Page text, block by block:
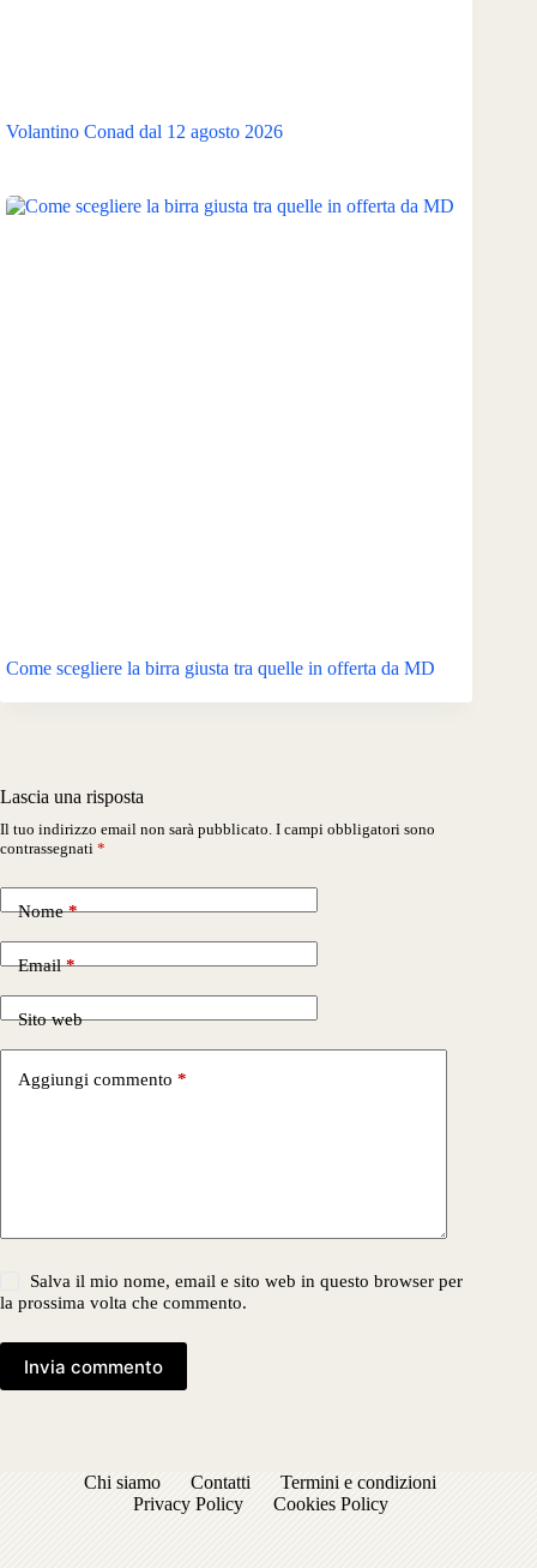
Volantino Conad dal 12 agosto 2026
Come scegliere la birra giusta tra quelle in offerta da MD
Lascia una risposta
Il tuo indirizzo email non sarà pubblicato. I campi obbligatori sono
contrassegnati *
Nome*
Email*
Sito web
Aggiungi commento *
Salva il mio nome, email e sito web in questo browser per
la prossima volta che commento.
Invia commento
Chi siamo Contatti
Termini e condizioni
Privacy Policy
Cookies Policy